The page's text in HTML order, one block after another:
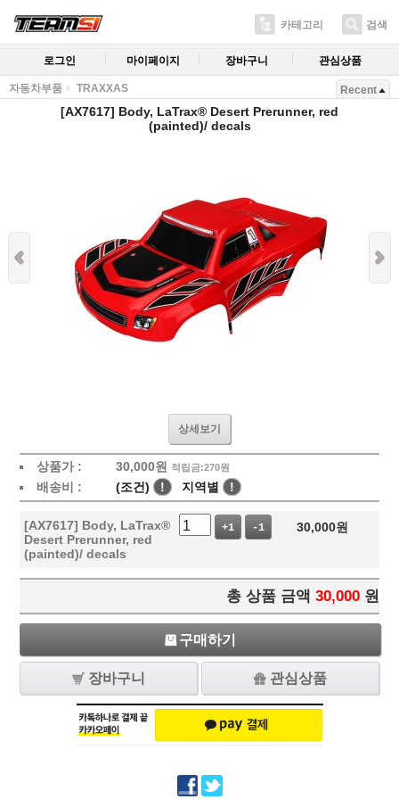
카테고리 검색
로그인 마이페이지 장바구니 관심상품
자동차부품 TRAXXAS Recent
[AX7617] Body, LaTrax® Desert Prerunner, red
(painted)/ decals
상세보기
상품가 : 30,000원 적립금:270원
배송비 : (조건) ! 지역별 !
[AX7617] Body, LaTrax®
Desert Prerunner, red
(painted)/ decals
+1 -1 30,000원
총 상품 금액 30,000 원
구매하기
장바구니 관심상품